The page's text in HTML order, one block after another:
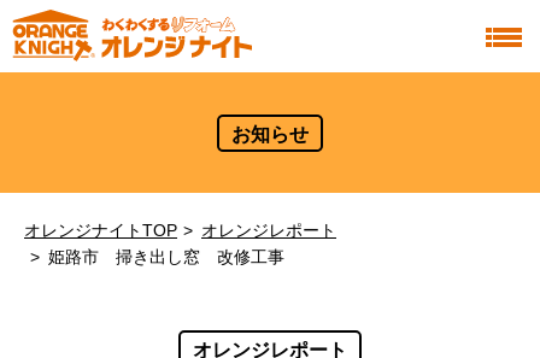
お知らせ
オレンジナイトTOP
オレンジレポート
姫路市 掃き出し窓 改修工事
オレンジレポート